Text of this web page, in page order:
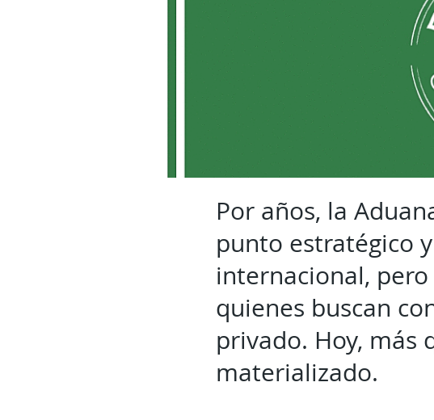
Por años, la
punto estratégico
internacional,
quienes buscan
privado. Hoy, más
materializado.